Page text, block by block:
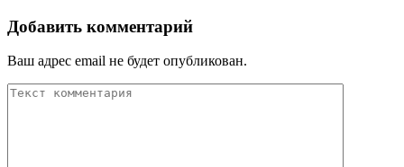
Добавить комментарий
Ваш адрес email не будет опубликован.